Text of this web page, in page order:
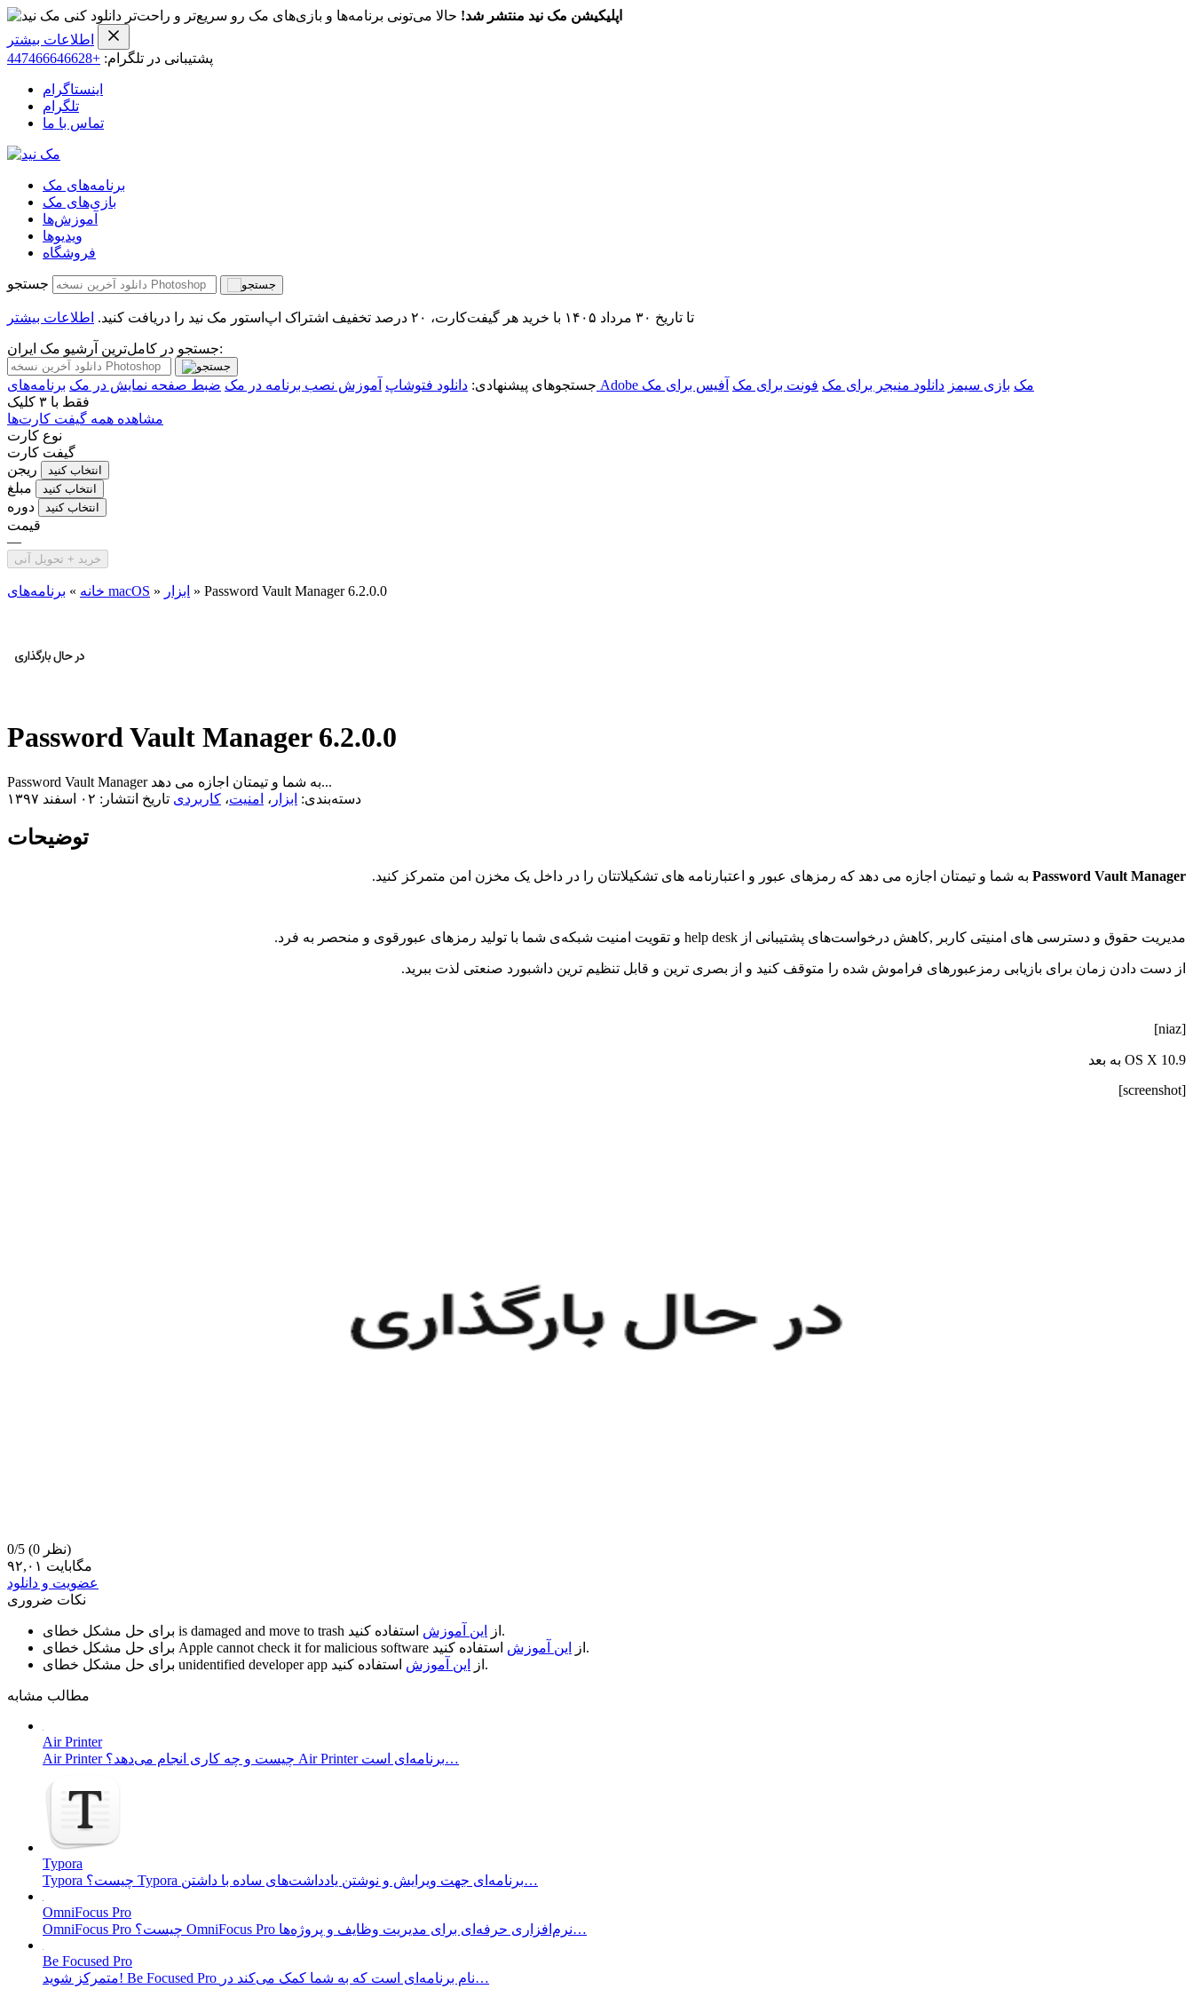
اپلیکیشن مک نید منتشر شد! حالا می‌تونی برنامه‌ها و بازی‌های مک رو سریع‌تر و راحت‌تر دانلود کنی
اطلاعات بیشتر
پشتیبانی در تلگرام: +447466646628
اینستاگرام
تلگرام
تماس با ما
برنامه‌های مک
بازی‌های مک
آموزش‌ها
ویدیو‌ها
فروشگاه
جستجو
تا تاریخ ۳۰ مرداد ۱۴۰۵ با خرید هر گیفت‌کارت، ۲۰ درصد تخفیف اشتراک اپ‌استور مک نید را دریافت کنید. اطلاعات بیشتر
جستجو در کامل‌ترین آرشیو مک ایران:
جستجوهای پیشنهادی: دانلود فتوشاپ آموزش نصب برنامه در مک ضبط صفحه نمایش در مک برنامه‌های Adobe مک بازی سیمز دانلود منیجر برای مک فونت برای مک آفیس برای مک
فقط با ۳ کلیک
مشاهده همه گیفت کارت‌ها
نوع کارت
گیفت کارت
ریجن
انتخاب کنید
مبلغ انتخاب کنید
دوره انتخاب کنید
قیمت
—
خرید + تحویل آنی
خانه » برنامه‌های macOS » ابزار » Password Vault Manager 6.2.0.0
Password Vault Manager 6.2.0.0
Password Vault Manager به شما و تیمتان اجازه می دهد...
دسته‌بندی: ابزار ، امنیت، کاربردی تاریخ انتشار: ۰۲ اسفند ۱۳۹۷
توضیحات
Password Vault Manager به شما و تیمتان اجازه می دهد که رمزهای عبور و اعتبارنامه های تشکیلاتتان را در داخل یک مخزن امن متمرکز کنید.
مدیریت حقوق و دسترسی های امنیتی کاربر ,کاهش درخواست‌های پشتیبانی از help desk و تقویت امنیت شبکه‌ی شما با تولید رمزهای عبورقوی و منحصر به فرد.
از دست دادن زمان برای بازیابی رمزعبورهای فراموش شده را متوقف کنید و از بصری ترین و قابل تنظیم ترین داشبورد صنعتی لذت ببرید.
[niaz]
OS X 10.9 به بعد
[screenshot]
0/5
(0 نظر)
۹۲,۰۱ مگابایت
عضویت و دانلود
نکات ضروری
is damaged and move to trash از این آموزش
استفاده کنید.
Apple cannot check it for malicious software از این آموزش
استفاده کنید.
unidentified developer app از این آموزش استفاده کنید.
مطالب مشابه
Air Printer
Air Printer چیست و چه کاری انجام می‌دهد؟ Air Printer برنامه‌ای است…
Typora
Typora چیست؟ Typora برنامه‌ای جهت ویرایش و نوشتن یادداشت‌های ساده با داشتن…
OmniFocus Pro
OmniFocus Pro چیست؟ OmniFocus Pro نرم‌افزاری حرفه‌ای برای مدیریت وظایف و پروژه‌ها…
Be Focused Pro
متمرکز شوید! Be Focused Pro نام برنامه‌ای است که به شما کمک می‌کند در…